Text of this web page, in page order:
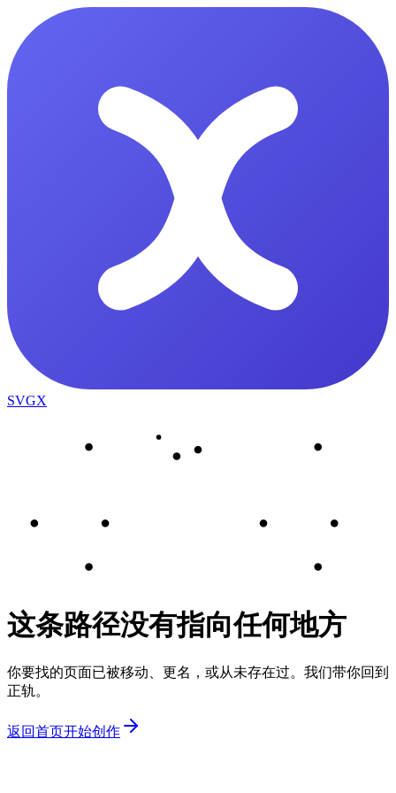
SVGX
这条路径没有指向任何地方
你要找的页面已被移动、更名，或从未存在过。我们带你回到
正轨。
返回首页开始创作